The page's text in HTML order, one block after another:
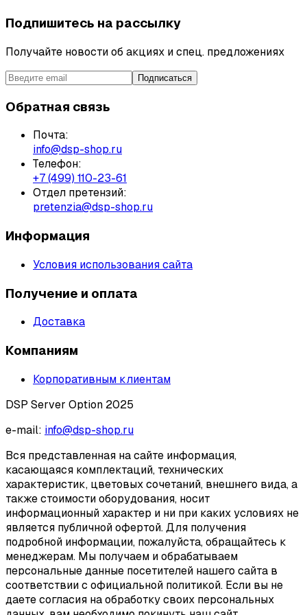
Подпишитесь на рассылку
Получайте новости об акциях и спец. предложениях
Подписаться
Обратная связь
Почта:
info@dsp-shop.ru
Телефон:
+7 (499) 110-23-61
Отдел претензий:
pretenzia@dsp-shop.ru
Информация
Условия использования сайта
Получение и оплата
Доставка
Компаниям
Корпоративным клиентам
DSP Server Option 2025
e-mail: info@dsp-shop.ru
Вся представленная на сайте информация,
касающаяся комплектаций, технических
характеристик, цветовых сочетаний, внешнего вида, а
также стоимости оборудования, носит
информационный характер и ни при каких условиях не
является публичной офертой. Для получения
подробной информации, пожалуйста, обращайтесь к
менеджерам. Мы получаем и обрабатываем
персональные данные посетителей нашего сайта в
соответствии с официальной политикой. Если вы не
даете согласия на обработку своих персональных